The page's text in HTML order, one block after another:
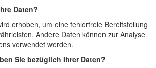
Daten?
erhoben, um eine fehlerfreie Bereitstellung
Andere Daten können zur Analyse
verwendet werden.
Sie bezüglich Ihrer Daten?